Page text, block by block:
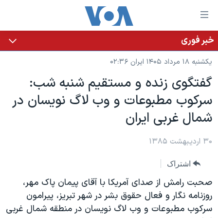
لینکهای
قابل
دسترسی
جهش
محتوای
اصلی
جهش
به
صفحه
جهش
جستجو
خانه
نسخه سبک وب‌سایت
موضوع ها
ایران
آمریکا
جهان
ویژه برنامه‌ها
ویدیوها
برنامه های تلویزیونی
جدول برنامه ها
صفحه‌های ویژه
۲۵۰سالگی آمریکا
بایگانی برنامه‌های تلویزیونی
فرکانس‌های صدای آمریکا
یادگیری زبان انگلیسی
خبر فوری
یکشنبه ۱۸ مرداد ۱۴۰۵ ایران ۰۲:۳۶
گفتگوی زنده و مستقيم شنبه شب:
سرکوب مطبوعات و وب لاگ نويسان در
شمال غربی ايران
۳۰ اردیبهشت ۱۳۸۵
اشتراک
صحبت رامش از صدای آمريکا با آقای پيمان پاک مهر،
روزنامه نگار و فعال حقوق بشر در شهر تبريز، پيرامون
سرکوب مطبوعات و وب لاگ نويسان در منطقه شمال غربی